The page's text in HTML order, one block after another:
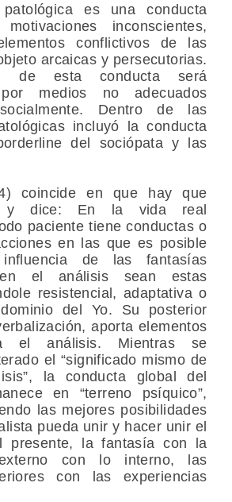
es una conducta
inconscientes,
conflictivos de las
arcaicas y persecutorias.
de esta conducta será
por medios no adecuados
Dentro de las
incluyó la conducta
del sociópata y las
coincide en que hay que
y dice: En la vida real
paciente tiene conductas o
en las que es posible
de las fantasías
en el análisis sean estas
resistencial, adaptativa o
del Yo. Su posterior
aporta elementos
el análisis. Mientras se
el “significado mismo de
la conducta global del
en “terreno psíquico”,
las mejores posibilidades
pueda unir y hacer unir el
presente, la fantasía con la
con lo interno, las
con las experiencias